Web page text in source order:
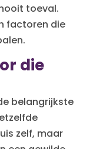
toeval.
factoren die
die
belangrijkste
zelf, maar